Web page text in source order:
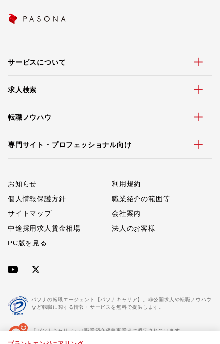
サービスについて
求人検索
転職ノウハウ
専門サイト・プロフェッショナル向け
お知らせ
利用規約
個人情報保護方針
職業紹介の範囲等
サイトマップ
会社案内
中途採用求人賃金相場
法人のお客様
PC版を見る
パソナの転職エージェント【パソナキャリア】。非公開求人や転職ノウハウ
など転職に関する情報・サービスを無料で提供します。
「パソナキャリア」は職業紹介優良事業者に認定されています。